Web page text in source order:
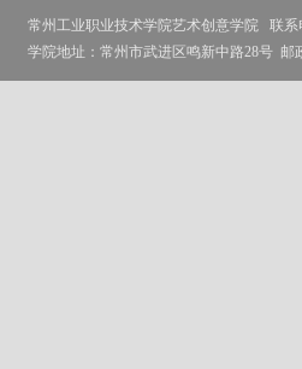
常州工业职业技术学院艺术创意学院
联系
学院地址：常州市武进区鸣新中路28号 邮